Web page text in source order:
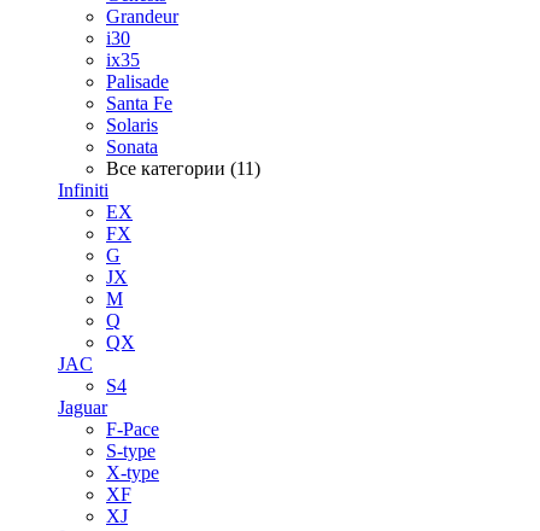
Grandeur
i30
ix35
Palisade
Santa Fe
Solaris
Sonata
Все категории (11)
Infiniti
EX
FX
G
JX
M
Q
QX
JAC
S4
Jaguar
F-Pace
S-type
X-type
XF
XJ